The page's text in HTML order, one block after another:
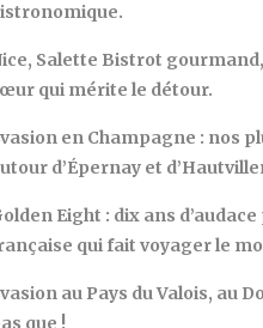
Salette Bistrot
qui mérite le détour.
en Champagne : nos
d’Épernay et
Eight : dix ans
qui fait voyager le
au Pays du Valois, au
que !